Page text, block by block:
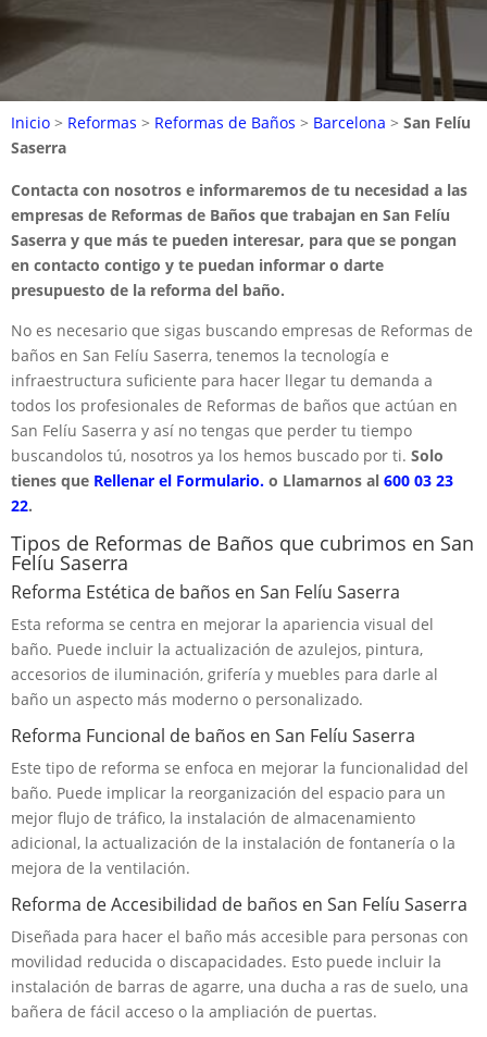
Inicio > Reformas > Reformas de Baños > Barcelona > San Felíu
Saserra
Contacta con nosotros e informaremos de tu necesidad a las
empresas de Reformas de Baños que trabajan en San Felíu
Saserra y que más te pueden interesar, para que se pongan
en contacto contigo y te puedan informar o darte
presupuesto de la reforma del baño.
No es necesario que sigas buscando empresas de Reformas de
baños en San Felíu Saserra, tenemos la tecnología e
infraestructura suficiente para hacer llegar tu demanda a
todos los profesionales de Reformas de baños que actúan en
San Felíu Saserra y así no tengas que perder tu tiempo
buscandolos tú, nosotros ya los hemos buscado por ti. Solo
tienes que Rellenar el Formulario. o Llamarnos al 600 03 23
22.
Tipos de Reformas de Baños que cubrimos en San
Felíu Saserra
Reforma Estética de baños en San Felíu Saserra
Esta reforma se centra en mejorar la apariencia visual del
baño. Puede incluir la actualización de azulejos, pintura,
accesorios de iluminación, grifería y muebles para darle al
baño un aspecto más moderno o personalizado.
Reforma Funcional de baños en San Felíu Saserra
Este tipo de reforma se enfoca en mejorar la funcionalidad del
baño. Puede implicar la reorganización del espacio para un
mejor flujo de tráfico, la instalación de almacenamiento
adicional, la actualización de la instalación de fontanería o la
mejora de la ventilación.
Reforma de Accesibilidad de baños en San Felíu Saserra
Diseñada para hacer el baño más accesible para personas con
movilidad reducida o discapacidades. Esto puede incluir la
instalación de barras de agarre, una ducha a ras de suelo, una
bañera de fácil acceso o la ampliación de puertas.